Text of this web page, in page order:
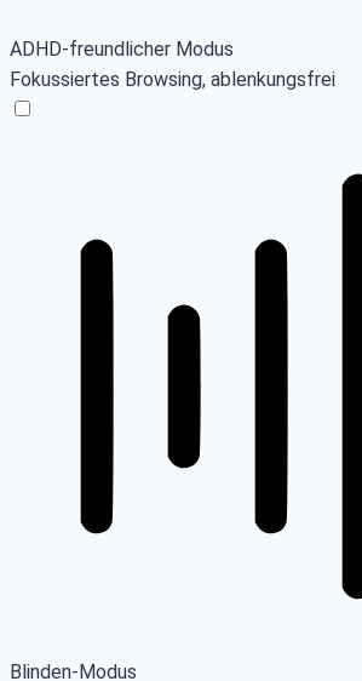
ADHD-freundlicher Modus
Fokussiertes Browsing, ablenkungsfrei
Blinden-Modus